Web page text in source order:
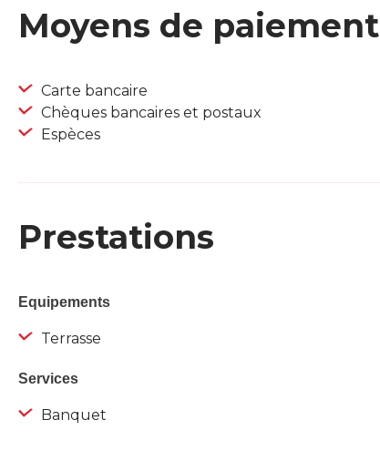
Moyens de paiement
Carte bancaire
Chèques bancaires et postaux
Espèces
Prestations
Equipements
Terrasse
Services
Banquet